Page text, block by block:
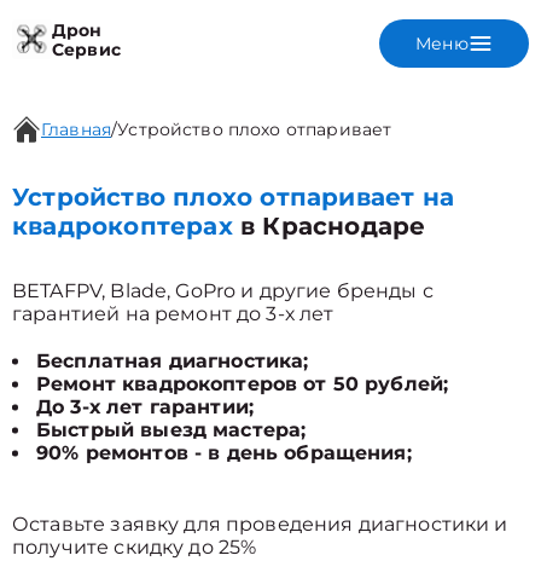
Дрон
Сервис
Меню
Главная/Устройство плохо отпаривает
Устройство плохо отпаривает на
квадрокоптерахв Краснодаре
BETAFPV, Blade, GoPro и другие бренды с
гарантией на ремонт до 3-х лет
Бесплатная диагностика;
Ремонт квадрокоптеров от 50 рублей;
До 3-х лет гарантии;
Быстрый выезд мастера;
90% ремонтов - в день обращения;
Оставьте заявку для проведения диагностики и
получите скидку до 25%